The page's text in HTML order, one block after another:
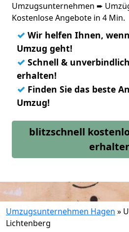
Umzugsunternehmen ➨
Kostenlose Angebote in 4 Min.
✓ Wir helfen Ihnen,
Umzug geht!
✓ Schnell &
erhalten!
✓ Finden Sie das beste
Umzug!
blitzschnell
Umzugsunternehmen Hagen »
Lichtenberg